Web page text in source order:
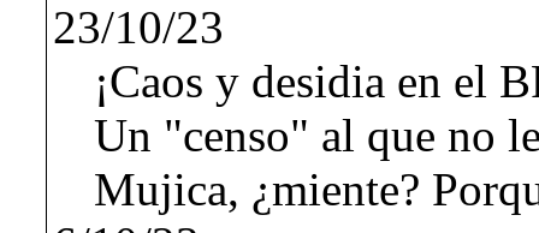
23/10/23
¡Caos y desidia en el
Un "censo" al que no
Mujica, ¿miente?